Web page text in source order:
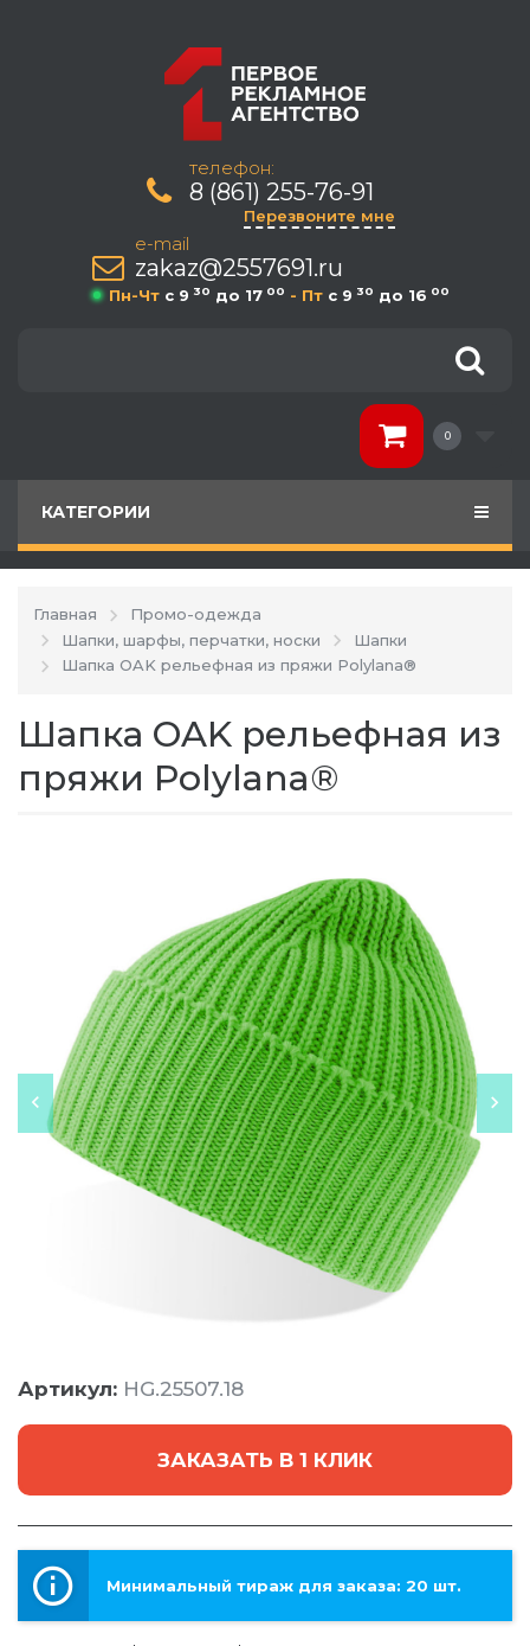
телефон:
8 (861) 255-76-91
Перезвоните мне
e-mail
zakaz@2557691.ru
Пн-Чт c 9 30 до 17 00 - Пт c 9 30 до 16 00
0
КАТЕГОРИИ
Главная
Промо-одежда
Шапки, шарфы, перчатки, носки
Шапки
Шапка OAK рельефная из пряжи Polylana®
Шапка OAK рельефная из
пряжи Polylana®
Артикул: HG.25507.18
ЗАКАЗАТЬ В 1 КЛИК
Минимальный тираж для заказа: 20 шт.